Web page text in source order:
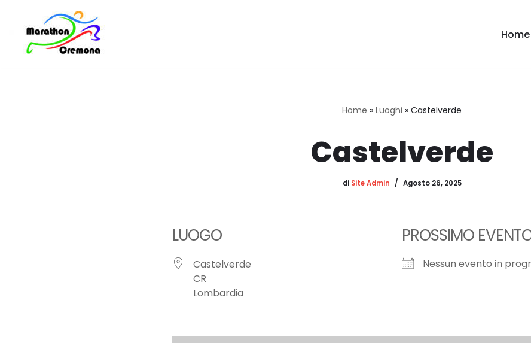
Home
Home » Luoghi » Castelverde
Castelverde
di Site Admin Agosto 26, 2025
LUOGO
Castelverde
CR
Lombardia
PROSSIMO
Nessun evento in